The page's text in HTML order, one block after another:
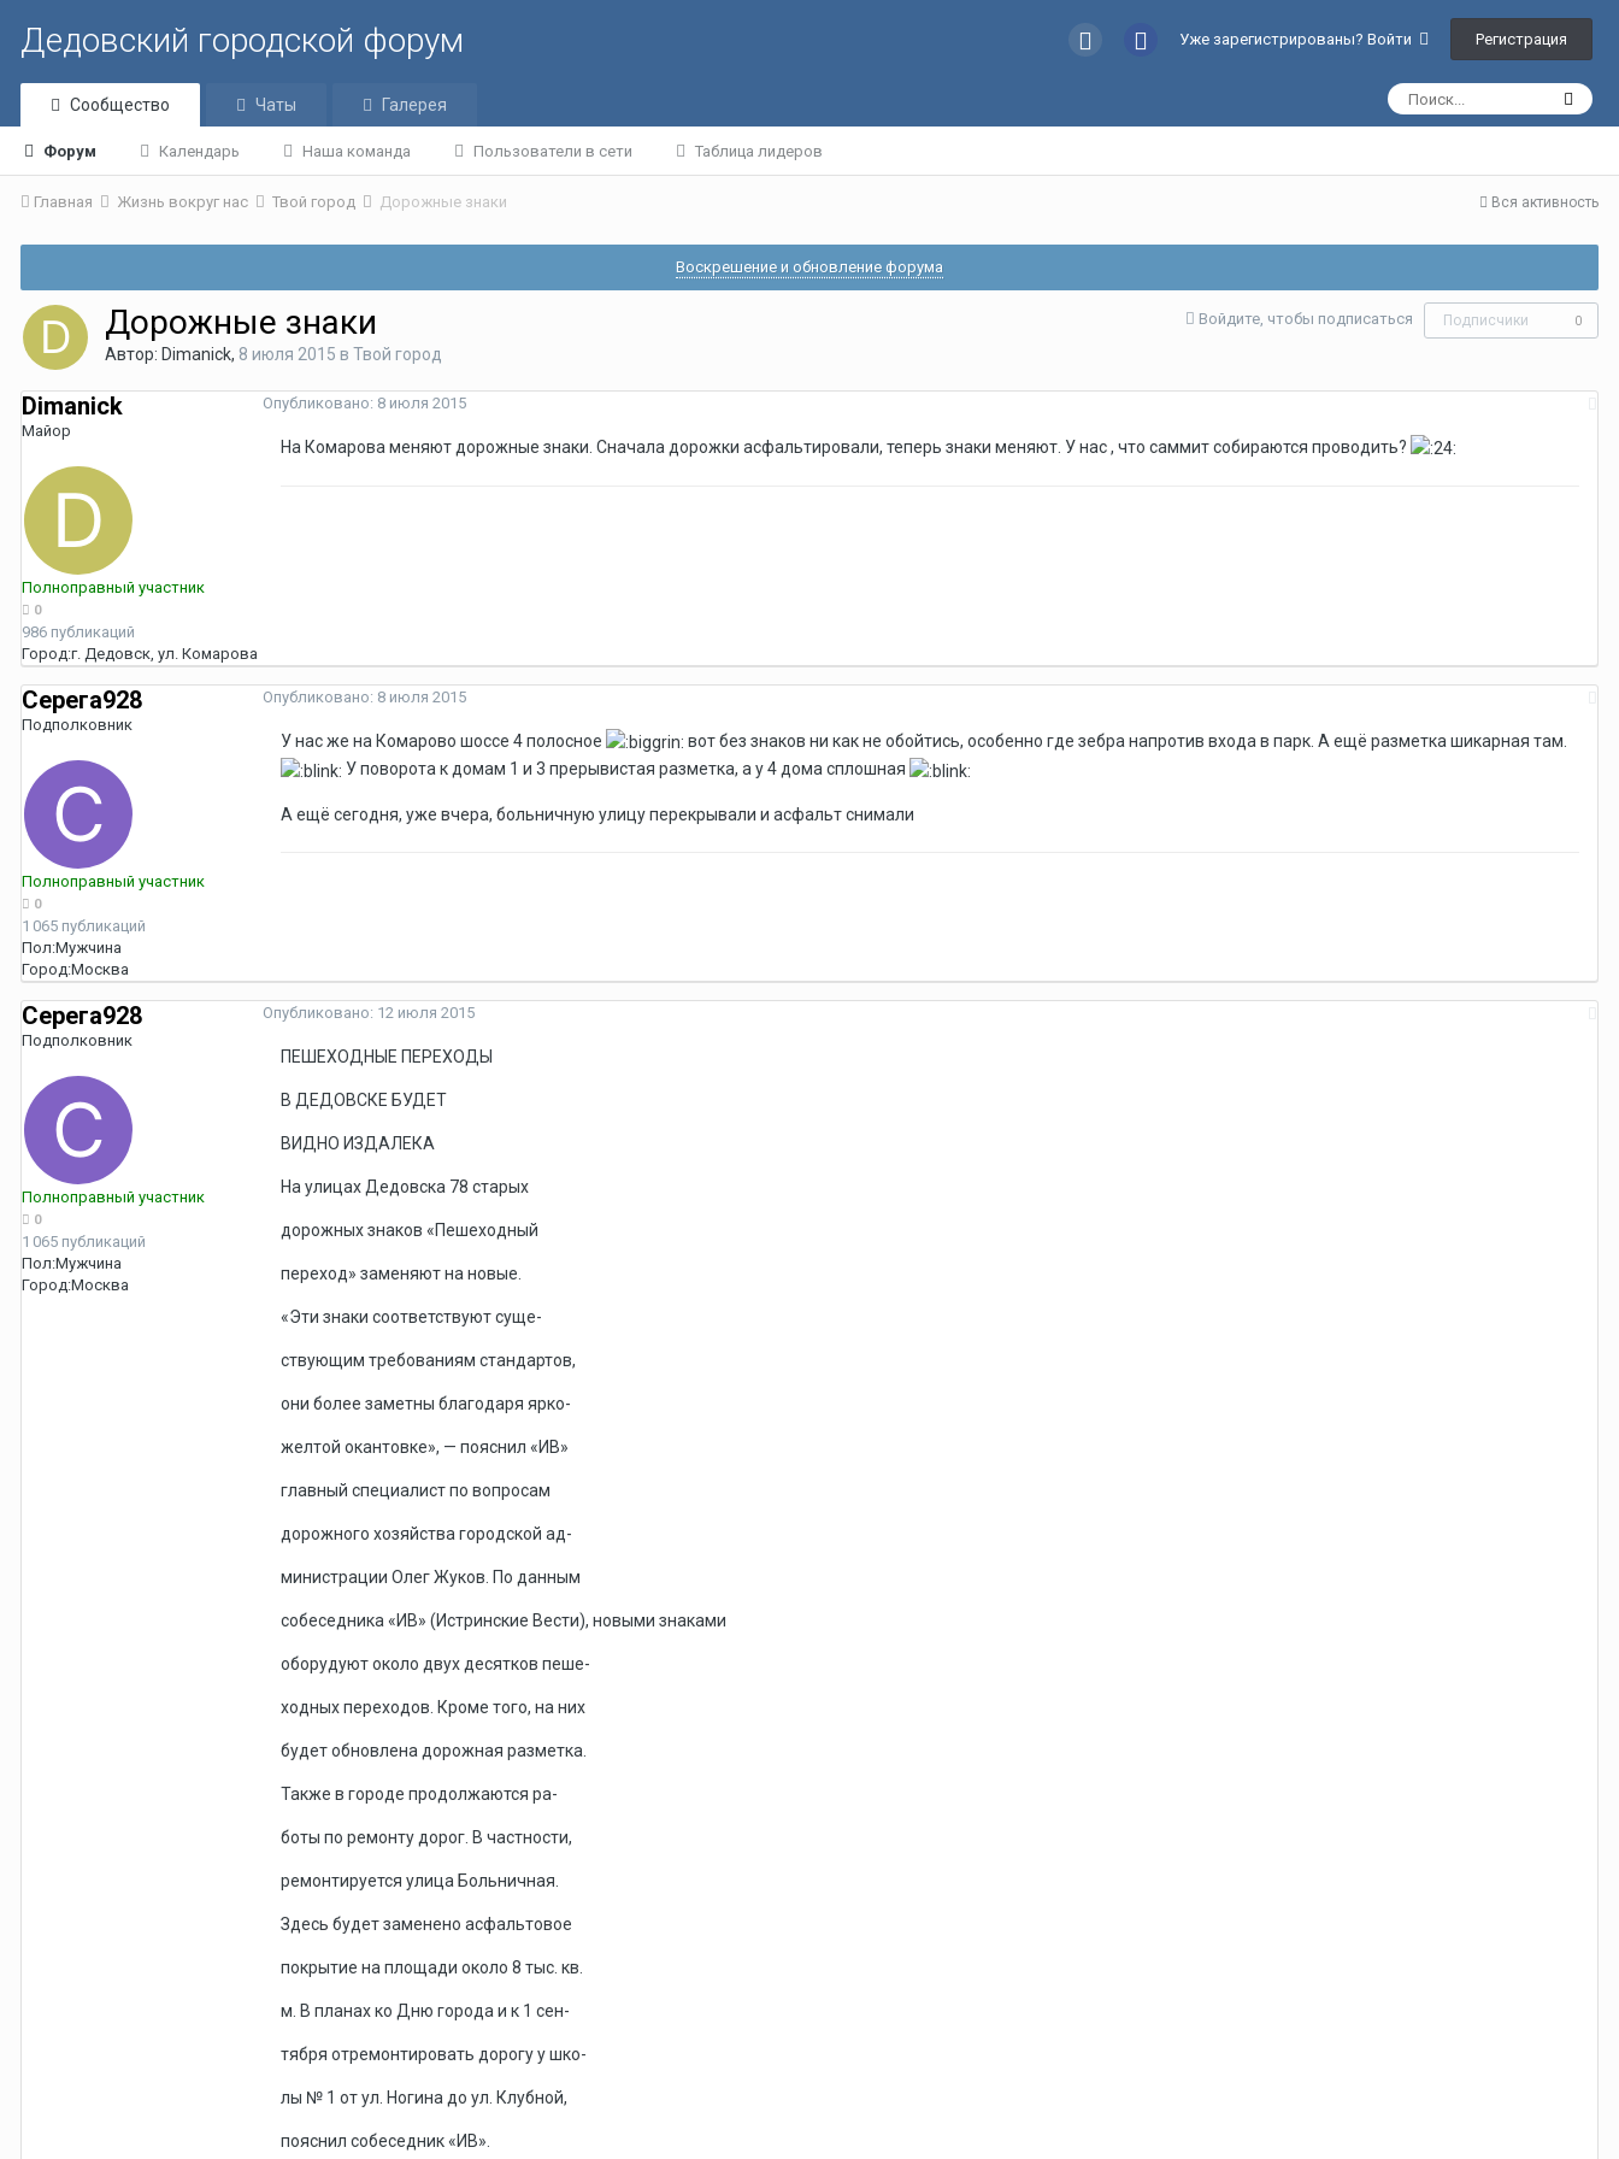
Дедовский городской форум Уже зарегистрированы? Войти Регистрация
Сообщество
Форум Календарь Наша команда Пользователи в сети Таблица лидеров
Чаты Галерея
Вся активность
Главная Жизнь вокруг нас Твой город Дорожные знаки
Воскрешение и обновление форума
Войдите, чтобы подписаться Подписчики 0
Дорожные знаки
Автор: Dimanick, 8 июля 2015 в Твой город
Dimanick
Майор
Полноправный участник
0
986 публикаций
Город:г. Дедовск, ул. Комарова
Опубликовано: 8 июля 2015
На Комарова меняют дорожные знаки. Сначала дорожки асфальтировали, теперь знаки меняют. У нас , что саммит собираются проводить?
Серега928
Подполковник
Полноправный участник
0
1 065 публикаций
Пол:Мужчина
Город:Москва
Опубликовано: 8 июля 2015
У нас же на Комарово шоссе 4 полосное
вот без знаков ни как не обойтись, особенно где зебра напротив входа в парк. А ещё разметка шикарная там.
У поворота к домам 1 и 3 прерывистая разметка, а у 4 дома сплошная
А ещё сегодня, уже вчера, больничную улицу перекрывали и асфальт снимали
Серега928
Подполковник
Полноправный участник
0
1 065 публикаций
Пол:Мужчина
Город:Москва
Опубликовано: 12 июля 2015
ПЕШЕХОДНЫЕ ПЕРЕХОДЫ
В ДЕДОВСКЕ БУДЕТ
ВИДНО ИЗДАЛЕКА
На улицах Дедовска 78 старых
дорожных знаков «Пешеходный
переход» заменяют на новые.
«Эти знаки соответствуют суще-
ствующим требованиям стандартов,
они более заметны благодаря ярко-
желтой окантовке», — пояснил «ИВ»
главный специалист по вопросам
дорожного хозяйства городской ад-
министрации Олег Жуков. По данным
собеседника «ИВ» (Истринские Вести), новыми знаками
оборудуют около двух десятков пеше-
ходных переходов. Кроме того, на них
будет обновлена дорожная разметка.
Также в городе продолжаются ра-
боты по ремонту дорог. В частности,
ремонтируется улица Больничная.
Здесь будет заменено асфальтовое
покрытие на площади около 8 тыс. кв.
м. В планах ко Дню города и к 1 сен-
тября отремонтировать дорогу у шко-
лы № 1 от ул. Ногина до ул. Клубной,
пояснил собеседник «ИВ».